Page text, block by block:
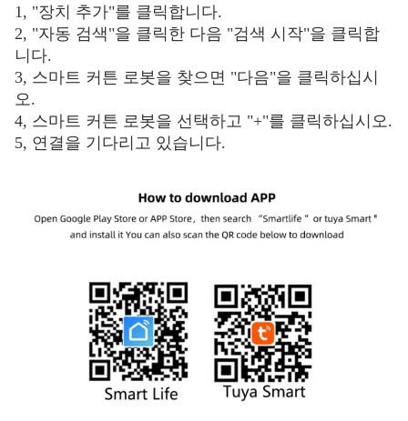
1, "장치 추가"를 클릭합니다.
2, "자동 검색"을 클릭한 다음 "검색 시작"을 클릭합
니다.
3, 스마트 커튼 로봇을 찾으면 "다음"을 클릭하십시
오.
4, 스마트 커튼 로봇을 선택하고 "+"를 클릭하십시오.
5, 연결을 기다리고 있습니다.